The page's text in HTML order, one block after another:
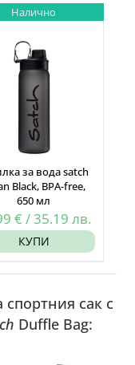
Налично
за вода satch
Black, BPA-free,
650 мл
€ /35.19лв.
КУПИ
сак с
Duffle Bag: